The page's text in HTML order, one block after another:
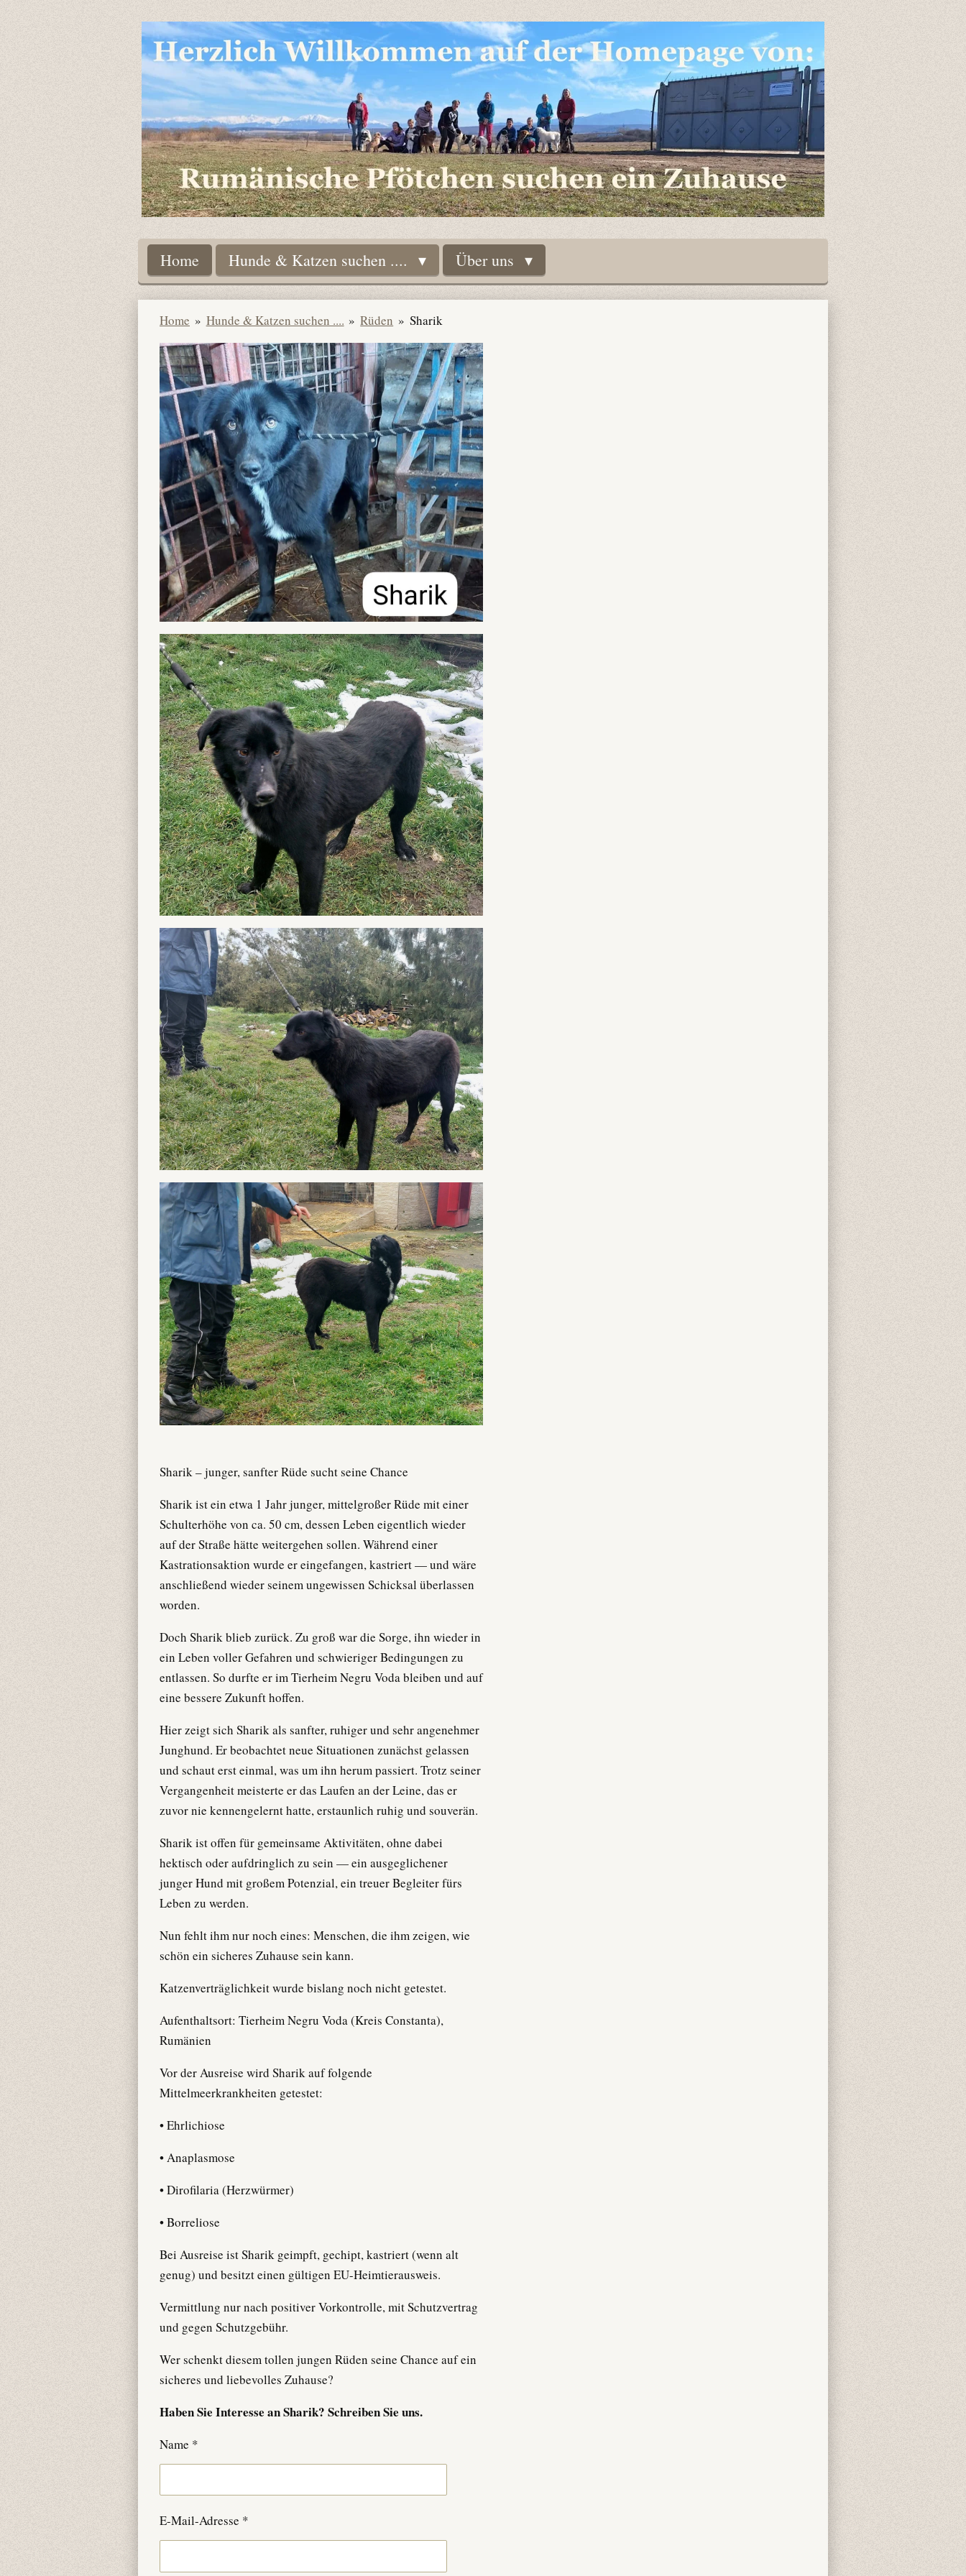
Home Hunde & Katzen suchen .... Über uns
Home » Hunde & Katzen suchen .... » Rüden » Sharik
Sharik – junger, sanfter Rüde sucht seine Chance
Sharik ist ein etwa 1 Jahr junger, mittelgroßer Rüde mit einer
Schulterhöhe von ca. 50 cm, dessen Leben eigentlich wieder
auf der Straße hätte weitergehen sollen. Während einer
Kastrationsaktion wurde er eingefangen, kastriert — und wäre
anschließend wieder seinem ungewissen Schicksal überlassen
worden.
Doch Sharik blieb zurück. Zu groß war die Sorge, ihn wieder in
ein Leben voller Gefahren und schwieriger Bedingungen zu
entlassen. So durfte er im Tierheim Negru Voda bleiben und auf
eine bessere Zukunft hoffen.
Hier zeigt sich Sharik als sanfter, ruhiger und sehr angenehmer
Junghund. Er beobachtet neue Situationen zunächst gelassen
und schaut erst einmal, was um ihn herum passiert. Trotz seiner
Vergangenheit meisterte er das Laufen an der Leine, das er
zuvor nie kennengelernt hatte, erstaunlich ruhig und souverän.
Sharik ist offen für gemeinsame Aktivitäten, ohne dabei
hektisch oder aufdringlich zu sein — ein ausgeglichener
junger Hund mit großem Potenzial, ein treuer Begleiter fürs
Leben zu werden.
Nun fehlt ihm nur noch eines: Menschen, die ihm zeigen, wie
schön ein sicheres Zuhause sein kann.
Katzenverträglichkeit wurde bislang noch nicht getestet.
Aufenthaltsort: Tierheim Negru Voda (Kreis Constanta),
Rumänien
Vor der Ausreise wird Sharik auf folgende
Mittelmeerkrankheiten getestet:
• Ehrlichiose
• Anaplasmose
• Dirofilaria (Herzwürmer)
• Borreliose
Bei Ausreise ist Sharik geimpft, gechipt, kastriert (wenn alt
genug) und besitzt einen gültigen EU-Heimtierausweis.
Vermittlung nur nach positiver Vorkontrolle, mit Schutzvertrag
und gegen Schutzgebühr.
Wer schenkt diesem tollen jungen Rüden seine Chance auf ein
sicheres und liebevolles Zuhause?
Haben Sie Interesse an Sharik? Schreiben Sie uns.
Name *
E-Mail-Adresse *